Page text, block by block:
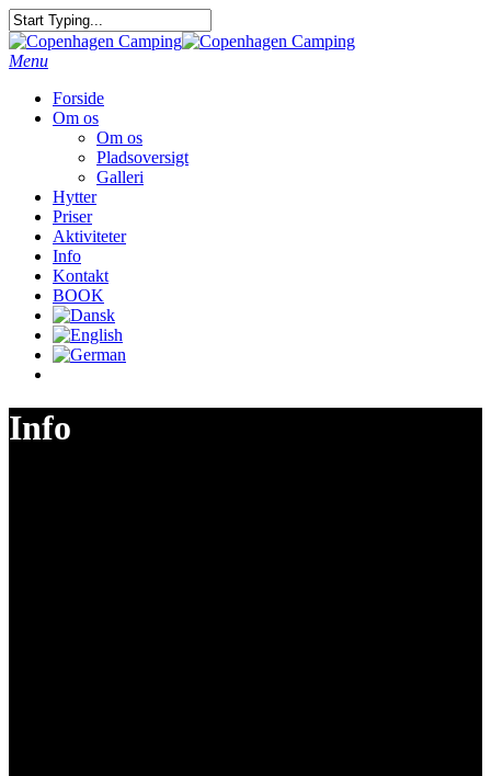
Menu
Forside
Om os
Om os
Pladsoversigt
Galleri
Hytter
Priser
Aktiviteter
Info
Kontakt
BOOK
Info